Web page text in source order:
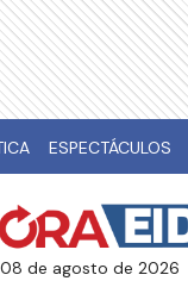
ESPECTÁCULOS
08 de agosto de 2026